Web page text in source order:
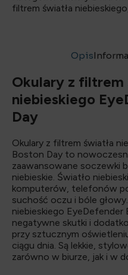
filtrem światła niebieskiego
Opis
Okulary z filtrem
niebieskiego
Day
Okulary z filtrem światła
Boston Day to
zaawansowane soczewki
niebieskie. Światło
komputerów, telefonów
suchość oczu i bóle
niebieskiego
negatywne skutki i
przy sztucznym
ciągu dnia. Są lekkie,
zarówno w biurze, jak i w